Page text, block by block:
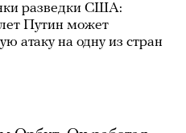
разведки США:
Путин может
атаку на одну из стран